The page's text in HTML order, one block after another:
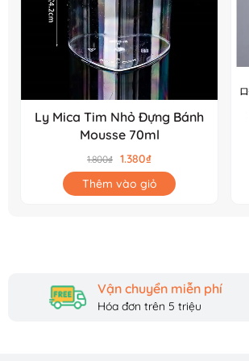
Ly Mica Tim Nhỏ Đựng Bánh
Mousse 70ml
1.800₫ 1.380₫
Thêm vào giỏ
Vận chuyển miễn phí
Hóa đơn trên 5 triệu